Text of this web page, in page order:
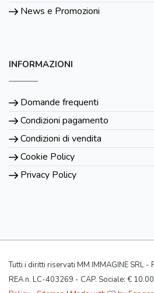
News e Promozioni
INFORMAZIONI
Domande frequenti
Condizioni pagamento
Condizioni di vendita
Cookie Policy
Privacy Policy
Tutti i diritti riservati MM IMMAGINE SRL
REA n. LC-403269 - CAP. Sociale: €